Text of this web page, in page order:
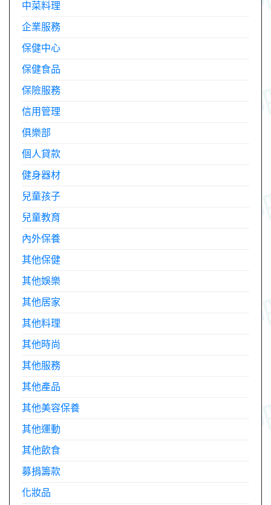
中菜料理
企業服務
保健中心
保健食品
保險服務
信用管理
俱樂部
個人貸款
健身器材
兒童孩子
兒童教育
內外保養
其他保健
其他娛樂
其他居家
其他料理
其他時尚
其他服務
其他產品
其他美容保養
其他運動
其他飲食
募捐籌款
化妝品